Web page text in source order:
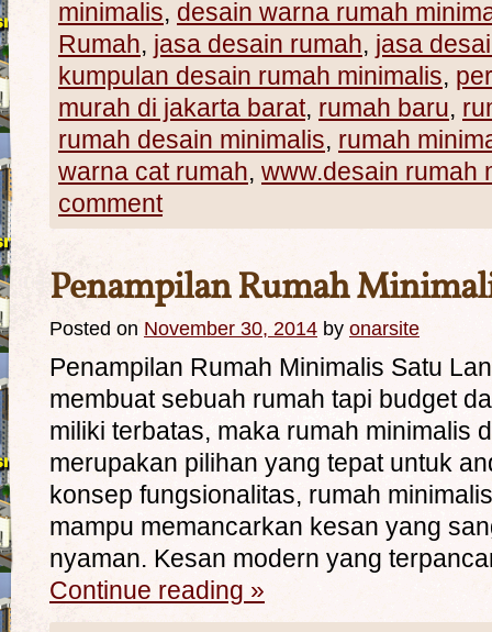
minimalis, desain warna rumah
Rumah, jasa desain rumah, jasa
kumpulan desain rumah minimalis,
murah di jakarta barat, rumah baru,
rumah desain minimalis, rumah
warna cat rumah, www.desain rumah
comment
Penampilan Rumah
Posted on November 30, 2014 by onarsite
Penampilan Rumah Minimalis Satu
membuat sebuah rumah tapi budget
miliki terbatas, maka rumah minimalis
merupakan pilihan yang tepat untuk
konsep fungsionalitas, rumah
mampu memancarkan kesan yang
nyaman. Kesan modern yang
Continue reading »